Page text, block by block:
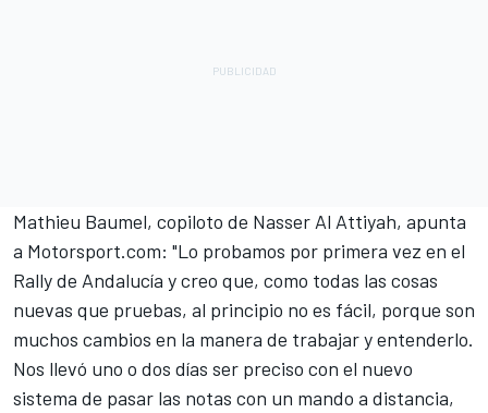
Mathieu Baumel, copiloto de Nasser Al Attiyah, apunta
a Motorsport.com: "Lo probamos por primera vez en el
Rally de Andalucía y creo que, como todas las cosas
nuevas que pruebas, al principio no es fácil, porque son
muchos cambios en la manera de trabajar y entenderlo.
Nos llevó uno o dos días ser preciso con el nuevo
sistema de pasar las notas con un mando a distancia,